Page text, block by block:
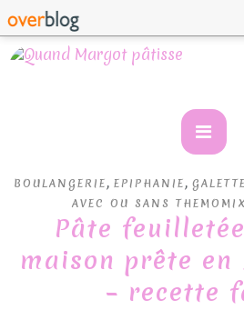
BOULANGERIE, EPIPHANIE,
AVEC OU SANS THEMOMIX
Pâte
maison prête en
– recette